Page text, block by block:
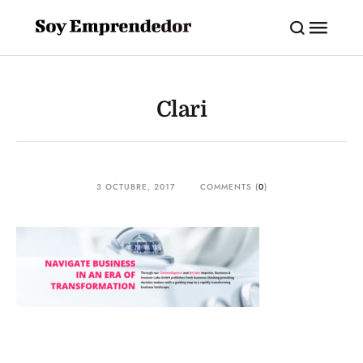
Clari
3 OCTUBRE, 2017 COMMENTS (0)